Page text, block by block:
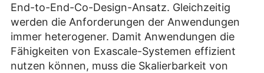
End-to-End-Co-Design-Ansatz. Gleichzeitig
werden die Anforderungen der Anwendungen
immer heterogener. Damit Anwendungen die
Fähigkeiten von Exascale-Systemen effizient
nutzen können, muss die Skalierbarkeit von